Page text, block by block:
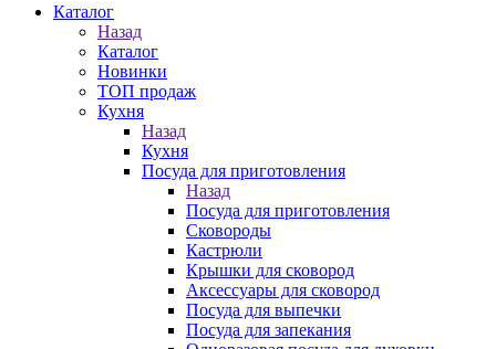
Каталог
Назад
Каталог
Новинки
ТОП продаж
Кухня
Назад
Кухня
Посуда для приготовления
Назад
Посуда для приготовления
Сковороды
Кастрюли
Крышки для сковород
Аксессуары для сковород
Посуда для выпечки
Посуда для запекания